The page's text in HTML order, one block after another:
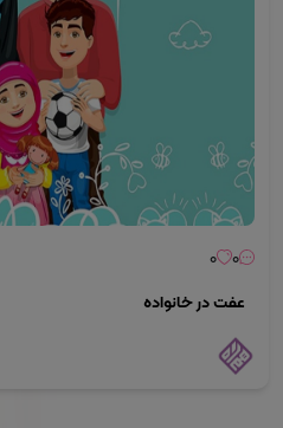
۰ ۰
عفت در خانواده